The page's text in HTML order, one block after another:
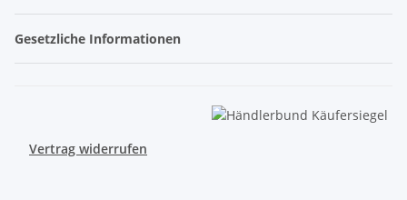
Gesetzliche Informationen
Vertrag widerrufen